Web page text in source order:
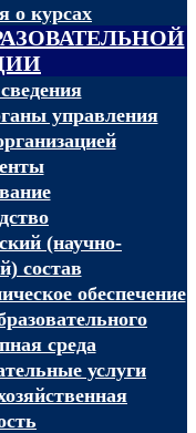
о курсах
управления
(научно-
состав
обеспечение
среда
услуги